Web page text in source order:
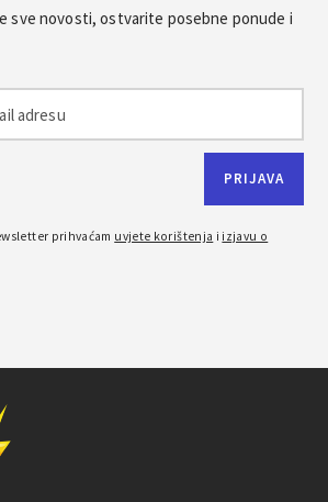
sve novosti, ostvarite posebne ponude i
prihvaćam uvjete korištenja i izjavu o